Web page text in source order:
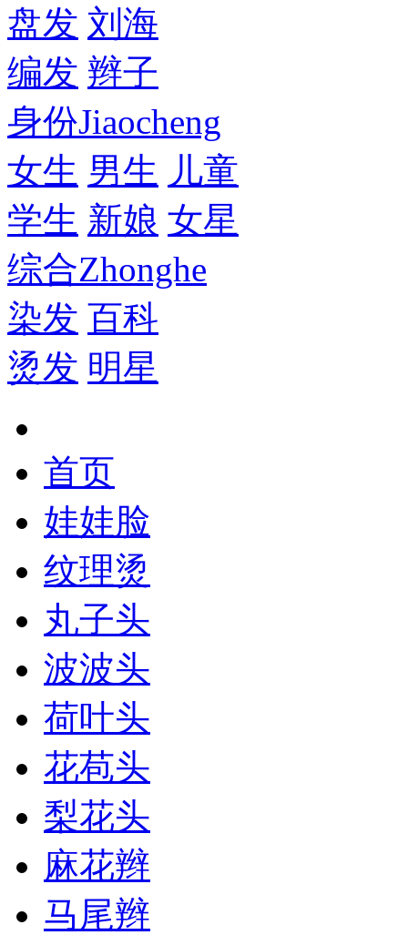
盘发 刘海
编发 辫子
身份Jiaocheng
女生 男生 儿童
学生 新娘 女星
综合Zhonghe
染发 百科
烫发 明星
首页
娃娃脸
纹理烫
丸子头
波波头
荷叶头
花苞头
梨花头
麻花辫
马尾辫